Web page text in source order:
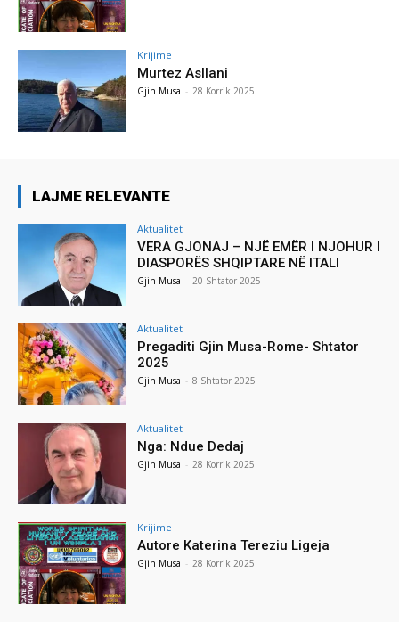
Krijime
Murtez Asllani
Gjin Musa - 28 Korrik 2025
LAJME RELEVANTE
Aktualitet
VERA GJONAJ – NJË EMËR I NJOHUR I
DIASPORËS SHQIPTARE NË ITALI
Gjin Musa - 20 Shtator 2025
Aktualitet
Pregaditi Gjin Musa-Rome- Shtator
2025
Gjin Musa - 8 Shtator 2025
Aktualitet
Nga: Ndue Dedaj
Gjin Musa - 28 Korrik 2025
Krijime
Autore Katerina Tereziu Ligeja
Gjin Musa - 28 Korrik 2025